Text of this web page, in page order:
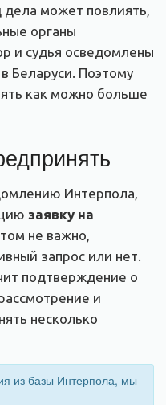
дела может повлиять,
органы
и судья осведомлены
Беларуси. Поэтому
как можно больше
Интерпола,
заявку на
не важно,
запрос или нет.
подтверждение о
и
несколько
из базы Интерпола, мы